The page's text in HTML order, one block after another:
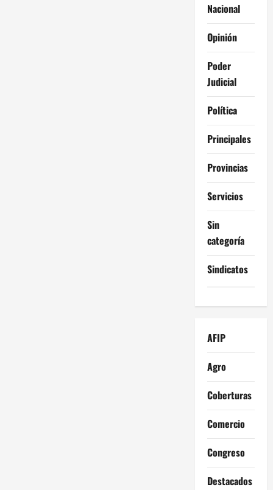
Nacional
Opinión
Poder
Judicial
Política
Principales
Provincias
Servicios
Sin
categoría
Sindicatos
AFIP
Agro
Coberturas
Comercio
Congreso
Destacados